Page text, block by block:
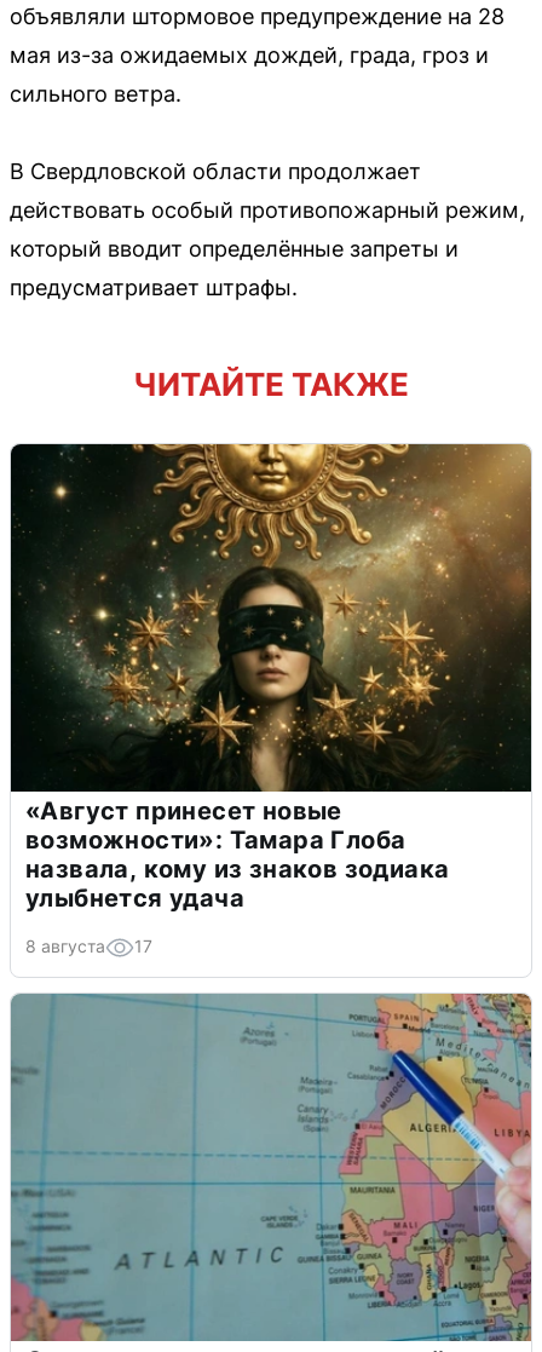
объявляли штормовое предупреждение на 28
мая из-за ожидаемых дождей, града, гроз и
сильного ветра.
В Свердловской области продолжает
действовать особый противопожарный режим,
который вводит определённые запреты и
предусматривает штрафы.
ЧИТАЙТЕ ТАКЖЕ
«Август принесет новые
возможности»: Тамара Глоба
назвала, кому из знаков зодиака
улыбнется удача
8 августа 17